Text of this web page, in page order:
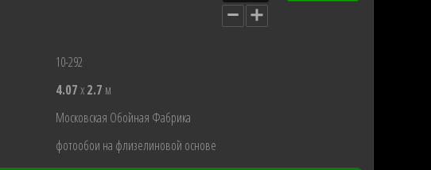
10-292
4.07x2.7 м
Московская Обойная Фабрика
фотообои на флизелиновой основе